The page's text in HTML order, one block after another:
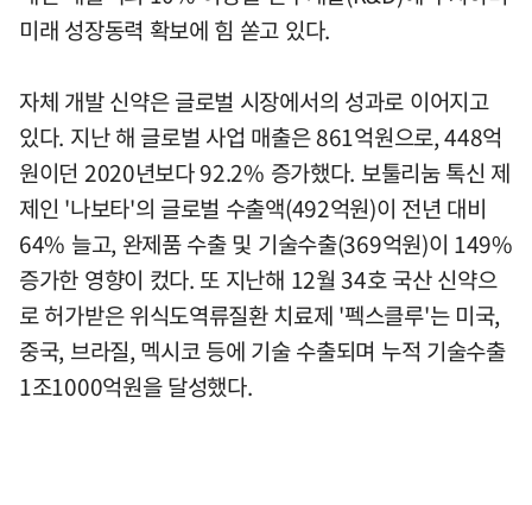
미래 성장동력 확보에 힘 쏟고 있다.
자체 개발 신약은 글로벌 시장에서의 성과로 이어지고
있다. 지난 해 글로벌 사업 매출은 861억원으로, 448억
원이던 2020년보다 92.2% 증가했다. 보툴리눔 톡신 제
제인 '나보타'의 글로벌 수출액(492억원)이 전년 대비
64% 늘고, 완제품 수출 및 기술수출(369억원)이 149%
증가한 영향이 컸다. 또 지난해 12월 34호 국산 신약으
로 허가받은 위식도역류질환 치료제 '펙스클루'는 미국,
중국, 브라질, 멕시코 등에 기술 수출되며 누적 기술수출
1조1000억원을 달성했다.